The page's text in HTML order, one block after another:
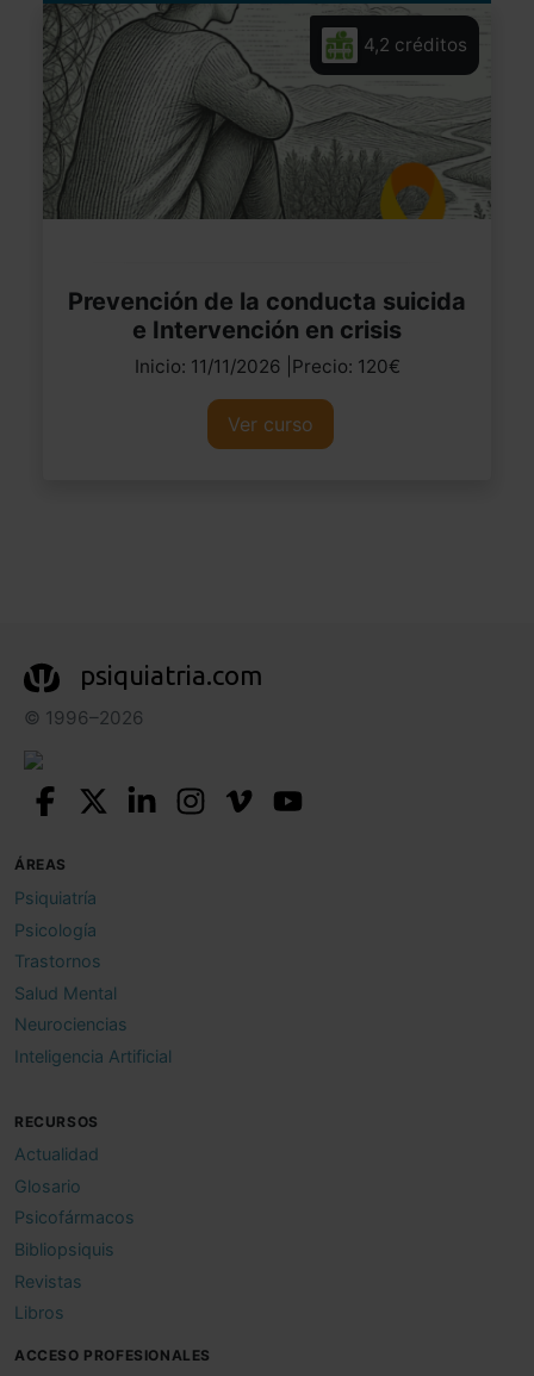
4,2 créditos
Prevención de la conducta suicida
e Intervención en crisis
Inicio: 11/11/2026 |Precio: 120€
Ver curso
psiquiatria.com
© 1996–2026
ÁREAS
Psiquiatría
Psicología
Trastornos
Salud Mental
Neurociencias
Inteligencia Artificial
RECURSOS
Actualidad
Glosario
Psicofármacos
Bibliopsiquis
Revistas
Libros
ACCESO PROFESIONALES